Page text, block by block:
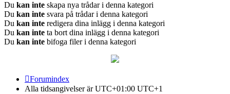
Du kan inte skapa nya trådar i denna kategori
Du kan inte svara på trådar i denna kategori
Du kan inte redigera dina inlägg i denna kategori
Du kan inte ta bort dina inlägg i denna kategori
Du kan inte bifoga filer i denna kategori
Forumindex
Alla tidsangivelser är UTC+01:00 UTC+1